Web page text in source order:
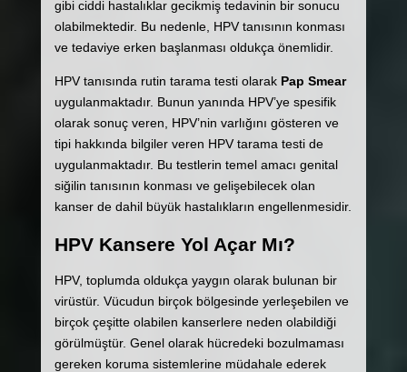
gibi ciddi hastalıklar gecikmiş tedavinin bir sonucu
olabilmektedir. Bu nedenle, HPV tanısının konması
ve tedaviye erken başlanması oldukça önemlidir.
HPV tanısında rutin tarama testi olarak Pap Smear
uygulanmaktadır. Bunun yanında HPV’ye spesifik
olarak sonuç veren, HPV’nin varlığını gösteren ve
tipi hakkında bilgiler veren HPV tarama testi de
uygulanmaktadır. Bu testlerin temel amacı genital
siğilin tanısının konması ve gelişebilecek olan
kanser de dahil büyük hastalıkların engellenmesidir.
HPV Kansere Yol Açar Mı?
HPV, toplumda oldukça yaygın olarak bulunan bir
virüstür. Vücudun birçok bölgesinde yerleşebilen ve
birçok çeşitte olabilen kanserlere neden olabildiği
görülmüştür. Genel olarak hücredeki bozulmaması
gereken koruma sistemlerine müdahale ederek